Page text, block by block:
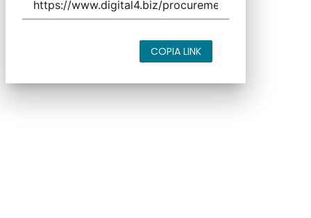
COPIA LINK